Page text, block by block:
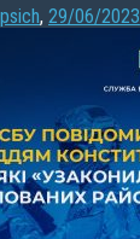
, 29/06/2023